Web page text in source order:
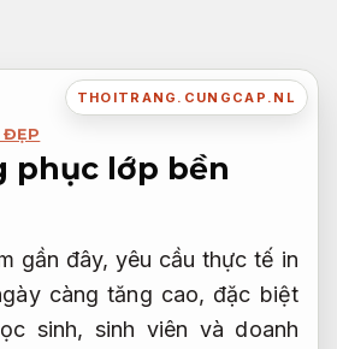
THOITRANG.CUNGCAP.NL
ĐẸP
phục lớp bền
gần đây, yêu cầu thực tế in
càng tăng cao, đặc biệt
sinh, sinh viên và doanh